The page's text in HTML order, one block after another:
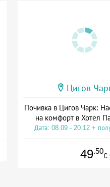
Цигов
Почивка в Цигов Чарк:
на комфорт в Хотел
Дата: 08.09 - 20.12 +
49.50
€